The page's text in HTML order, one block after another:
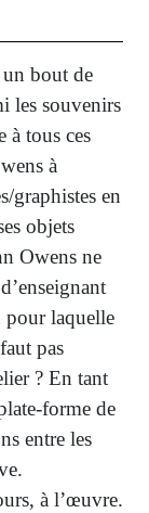
un bout de
les souvenirs
à tous ces
à
graphistes en
objets
Owens ne
pour laquelle
pas
? En tant
forme de
entre les
à l’œuvre.